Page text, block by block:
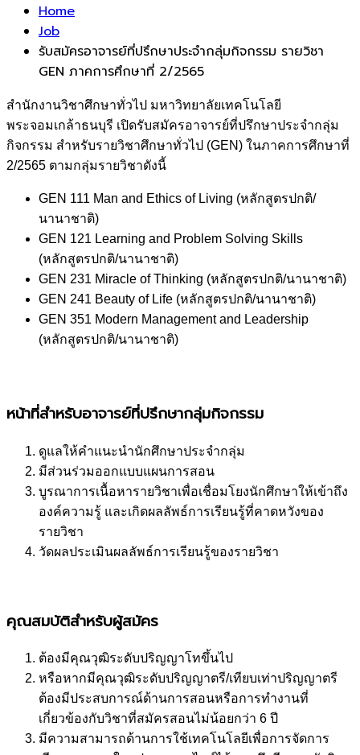
Home
Job
รับสมัครอาจารย์ที่ปรึกษาประจำกลุ่มกิจกรรม รายวิชา
GEN ภาคการศึกษาที่ 2/2565
สำนักงานวิชาศึกษาทั่วไป มหาวิทยาลัยเทคโนโลยี
พระจอมเกล้าธนบุรี เปิดรับสมัครอาจารย์ที่ปรึกษาประจำกลุ่ม
กิจกรรม สำหรับรายวิชาศึกษาทั่วไป (GEN) ในภาคการศึกษาที่
2/2565 ตามกลุ่มรายวิชาดังนี้
GEN 111 Man and Ethics of Living (หลักสูตรปกติ/
นานาชาติ)
GEN 121 Learning and Problem Solving Skills
(หลักสูตรปกติ/นานาชาติ)
GEN 231 Miracle of Thinking (หลักสูตรปกติ/นานาชาติ)
GEN 241 Beauty of Life (หลักสูตรปกติ/นานาชาติ)
GEN 351 Modern Management and Leadership
(หลักสูตรปกติ/นานาชาติ)
หน้าที่สำหรับอาจารย์ที่ปรึกษากลุ่มกิจกรรม
ดูแลให้คำแนะนำนักศึกษาประจำกลุ่ม
มีส่วนร่วมออกแบบแผนการสอน
บูรณาการเนื้อหารายวิชาเพื่อเชื่อมโยงนักศึกษาให้เข้าถึง
องค์ความรู้ และเกิดผลลัพธ์การเรียนรู้ที่คาดหวังของ
รายวิชา
วัดผลประเมินผลลัพธ์การเรียนรู้ของรายวิชา
คุณสมบัติสำหรับผู้สมัคร
ต้องมีคุณวุฒิระดับปริญญาโทขึ้นไป
หรือหากมีคุณวุฒิระดับปริญญาตรี/เทียบเท่าปริญญาตรี
ต้องมีประสบการณ์ด้านการสอนหรือการทำงานที่
เกี่ยวข้องกับวิชาที่สมัครสอนไม่น้อยกว่า 6 ปี
มีความสามารถด้านการใช้เทคโนโลยีเพื่อการจัดการ